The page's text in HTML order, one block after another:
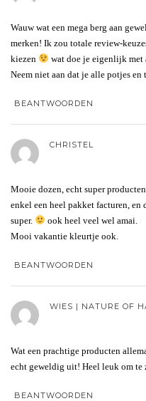
Wauw wat een mega berg aan
merken! Ik zou totale review-
kiezen
wat doe je eigenlijk met
Neem niet aan dat je alle potjes
BEANTWOORDEN
CHRISTEL
Mooie dozen, echt super
enkel een heel pakket facturen,
super.
ook heel veel wel amai.
Mooi vakantie kleurtje ook.
BEANTWOORDEN
WIES | NATURE OF
Wat een prachtige producten
echt geweldig uit! Heel leuk om te
BEANTWOORDEN